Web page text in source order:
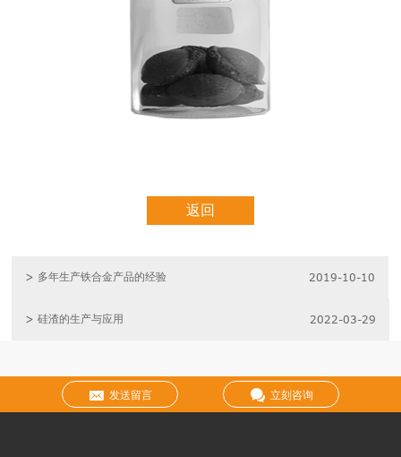
返回
> 多年生产铁合金产品的经验 2019-10-10
> 硅渣的生产与应用 2022-03-29
发送留言 立刻咨询